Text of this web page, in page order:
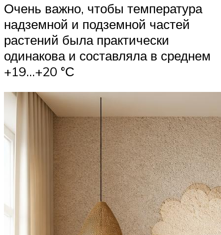
Очень важно, чтобы температура
надземной и подземной частей
растений была практически
одинакова и составляла в среднем
+19…+20 °С